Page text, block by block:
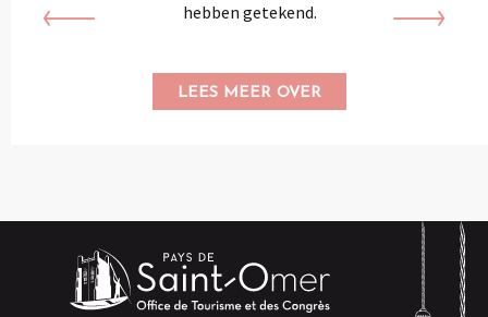
hebben getekend.
LEES MEER OVER